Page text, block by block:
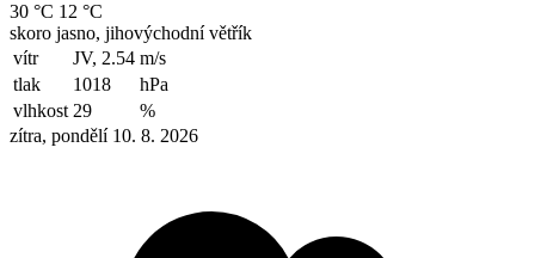
30 °C 12 °C
skoro jasno, jihovýchodní větřík
vítr
JV, 2.54 m/s
tlak
1018
hPa
vlhkost 29
%
zítra, pondělí 10. 8. 2026